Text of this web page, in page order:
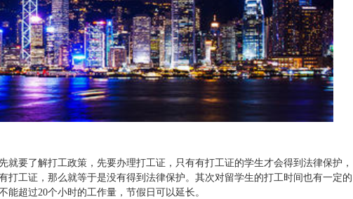
就要了解打工政策，先要办理打工证，只有有打工证的学生才会得到法律保护，
打工证，那么就等于是没有得到法律保护。其次对留学生的打工时间也有一定的
能超过20个小时的工作量，节假日可以延长。